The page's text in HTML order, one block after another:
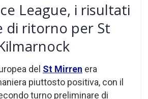
League, i risultati
di ritorno per St
del St Mirren era
piuttosto positiva, con il
turno preliminare di